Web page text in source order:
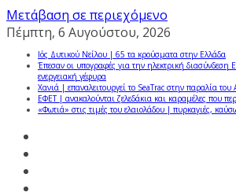
Μετάβαση σε περιεχόμενο
Πέμπτη, 6 Αυγούστου, 2026
Ιός Δυτικού Νείλου | 65 τα κρούσματα στην Ελλάδα
Έπεσαν οι υπογραφές για την ηλεκτρική
ενεργειακή γέφυρα
Χανιά | επαναλειτουργεί το SeaTrac στην παραλία
ΕΦΕΤ | ανακαλούνται ζελεδάκια και καραμέλες που
«Φωτιά» στις τιμές του ελαιολάδου | πυρκαγιές,